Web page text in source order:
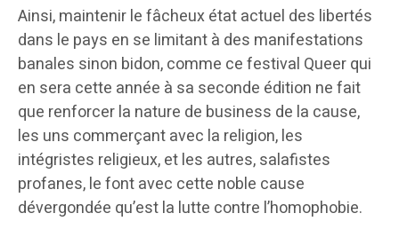
Ainsi, maintenir le fâcheux état actuel des libertés
dans le pays en se limitant à des manifestations
banales sinon bidon, comme ce festival Queer qui
en sera cette année à sa seconde édition ne fait
que renforcer la nature de business de la cause,
les uns commerçant avec la religion, les
intégristes religieux, et les autres, salafistes
profanes, le font avec cette noble cause
dévergondée qu’est la lutte contre l’homophobie.